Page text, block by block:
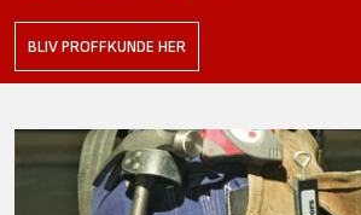
BLIV PROFFKUNDE HER